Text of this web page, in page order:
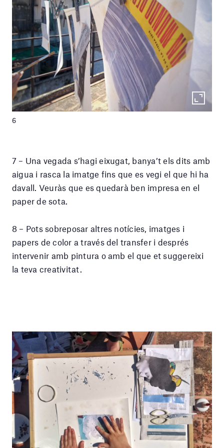
6
7 – Una vegada s’hagi eixugat, banya’t els dits amb
aigua i rasca la imatge fins que es vegi el que hi ha
davall. Veuràs que es quedarà ben impresa en el
paper de sota.
8 – Pots sobreposar altres notícies, imatges i
papers de color a través del transfer i després
intervenir amb pintura o amb el que et suggereixi
la teva creativitat.